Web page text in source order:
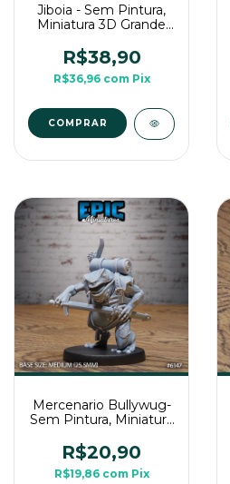
Jiboia - Sem Pintura,
Miniatura 3D Grande
R$38,90
R$36,96 com Pix
Mercenario Bullywug-
Sem Pintura, Miniatura
Mesa
R$20,90
R$19,86 com Pix